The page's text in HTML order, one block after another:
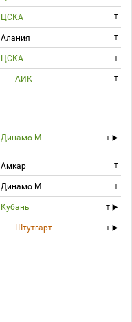
ЦСКА
T
Алания
T
ЦСКА
T
АИК T
Динамо М T
Амкар
T
Динамо М
T
Кубань
T
Штутгарт T